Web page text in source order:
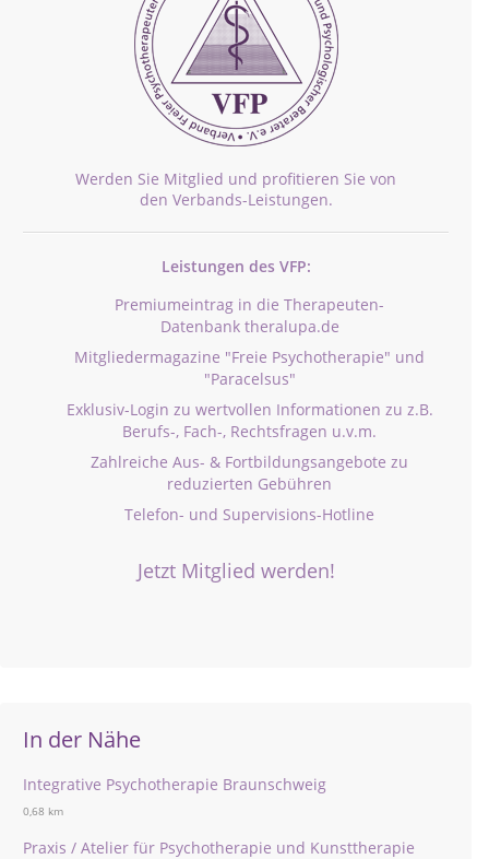
Werden Sie Mitglied und profitieren Sie von
den Verbands-Leistungen.
Leistungen des VFP:
Premiumeintrag in die Therapeuten-
Datenbank theralupa.de
Mitgliedermagazine "Freie Psychotherapie" und
"Paracelsus"
Exklusiv-Login zu wertvollen Informationen zu z.B.
Berufs-, Fach-, Rechtsfragen u.v.m.
Zahlreiche Aus- & Fortbildungsangebote zu
reduzierten Gebühren
Telefon- und Supervisions-Hotline
Jetzt Mitglied werden!
In der Nähe
Integrative Psychotherapie Braunschweig
0,68 km
Praxis / Atelier für Psychotherapie und Kunsttherapie